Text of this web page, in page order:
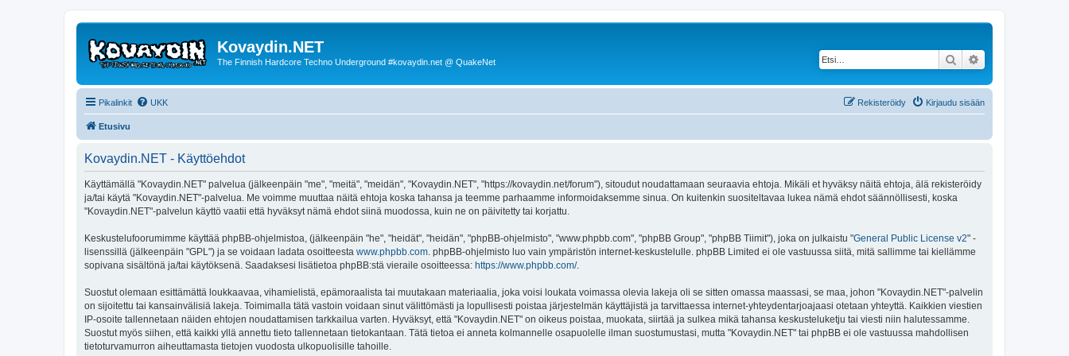
Kovaydin.NET
The Finnish Hardcore Techno Underground #kovaydin.net @ QuakeNet Etsi
Pikalinkit UKK Kirjaudu sisään
Rekisteröidy
Etusivu
Kovaydin.NET - Käyttöehdot
Käyttämällä "Kovaydin.NET" palvelua (jälkeenpäin "me", "meitä", "meidän", "Kovaydin.NET", "https://kovaydin.net/forum"), sitoudut noudattamaan seuraavia ehtoja. Mikäli et hyväksy näitä ehtoja, älä rekisteröidy
ja/tai käytä "Kovaydin.NET"-palvelua. Me voimme muuttaa näitä ehtoja koska tahansa ja teemme parhaamme informoidaksemme sinua. On kuitenkin suositeltavaa lukea nämä ehdot säännöllisesti, koska
"Kovaydin.NET"-palvelun käyttö vaatii että hyväksyt nämä ehdot siinä muodossa, kuin ne on päivitetty tai korjattu.
Keskustelufoorumimme käyttää phpBB-ohjelmistoa, (jälkeenpäin "he", "heidät", "heidän", "phpBB-ohjelmisto", "www.phpbb.com", "phpBB Group", "phpBB Tiimit"), joka on julkaistu "General Public License v2" -
lisenssillä (jälkeenpäin "GPL") ja se voidaan ladata osoitteesta www.phpbb.com . phpBB-ohjelmisto luo vain ympäristön internet-keskustelulle. phpBB Limited ei ole vastuussa siitä, mitä sallimme tai kiellämme
sopivana sisältönä ja/tai käytöksenä. Saadaksesi lisätietoa phpBB:stä vieraile osoitteessa: https://www.phpbb.com/.
Suostut olemaan esittämättä loukkaavaa, vihamielistä, epämoraalista tai muutakaan materiaalia, joka voisi loukata voimassa olevia lakeja oli se sitten omassa maassasi, se maa, johon "Kovaydin.NET"-palvelin
on sijoitettu tai kansainvälisiä lakeja. Toimimalla tätä vastoin voidaan sinut välittömästi ja lopullisesti poistaa järjestelmän käyttäjistä ja tarvittaessa internet-yhteydentarjoajaasi otetaan yhteyttä. Kaikkien viestien
IP-osoite tallennetaan näiden ehtojen noudattamisen tarkkailua varten. Hyväksyt, että "Kovaydin.NET" on oikeus poistaa, muokata, siirtää ja sulkea mikä tahansa keskusteluketju tai viesti niin halutessamme.
Suostut myös siihen, että kaikki yllä annettu tieto tallennetaan tietokantaan. Tätä tietoa ei anneta kolmannelle osapuolelle ilman suostumustasi, mutta "Kovaydin.NET" tai phpBB ei ole vastuussa mahdollisen
tietoturvamurron aiheuttamasta tietojen vuodosta ulkopuolisille tahoille.